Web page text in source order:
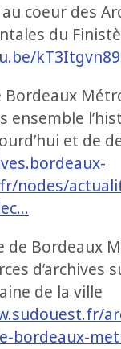
coeur des
du
Bordeaux
ensemble
et de
nodes/
de Bordeaux
d’archives
de la ville
bordeaux-